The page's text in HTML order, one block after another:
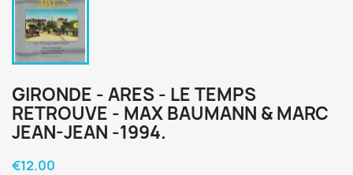
GIRONDE - ARES - LE TEMPS
RETROUVE - MAX BAUMANN & MARC
JEAN-JEAN -1994.
€12.00